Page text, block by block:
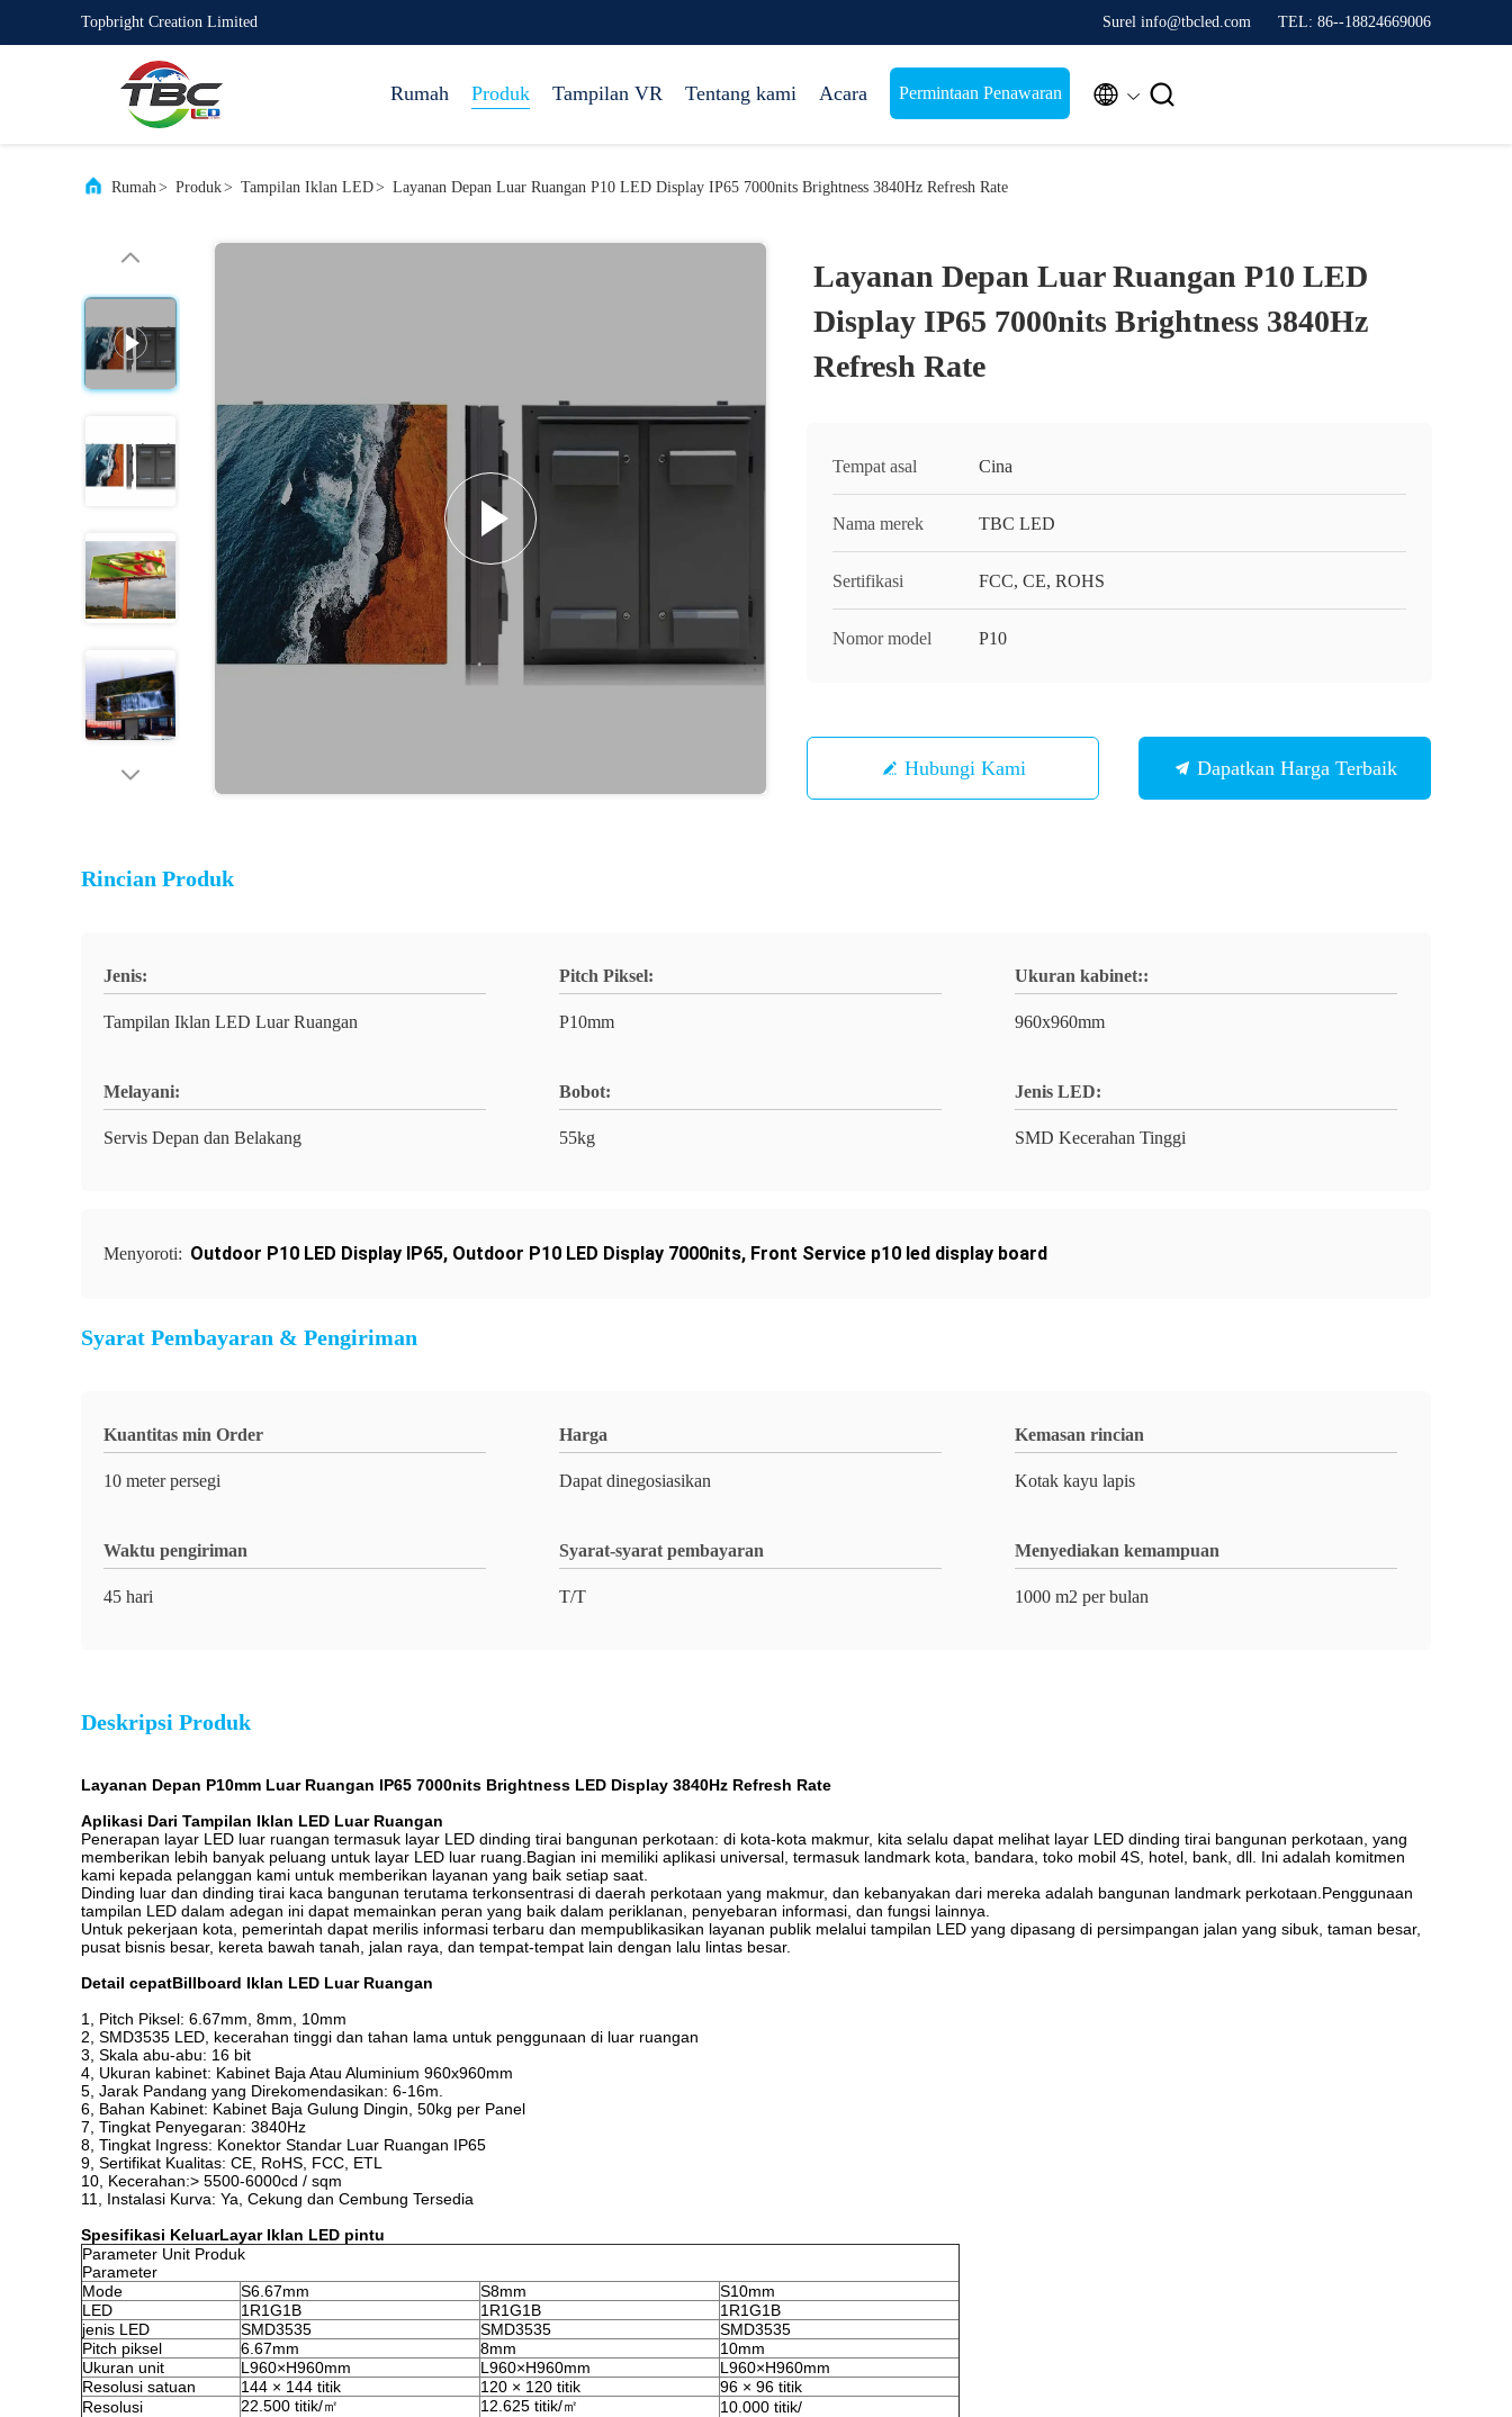
Topbright Creation Limited Surel info@tbcled.com TEL: 86--18824669006
Rumah Produk Tampilan VR Tentang kami Acara Permintaan Penawaran  
Rumah> Produk> Tampilan Iklan LED> Layanan Depan Luar Ruangan P10 LED Display IP65 7000nits Brightness 3840Hz Refresh Rate
Layanan Depan Luar Ruangan P10 LED
Display IP65 7000nits Brightness 3840Hz
Refresh Rate
Tempat asal Cina
Nama merek TBC LED
Sertifikasi FCC, CE, ROHS
Nomor model P10
Hubungi Kami Dapatkan Harga Terbaik
Rincian Produk
Jenis:
Tampilan Iklan LED Luar Ruangan
Pitch Piksel:
P10mm
Ukuran kabinet::
960x960mm
Melayani:
Servis Depan dan Belakang
Bobot:
55kg
Jenis LED:
SMD Kecerahan Tinggi
Menyoroti: Outdoor P10 LED Display IP65, Outdoor P10 LED Display 7000nits, Front Service p10 led display board
Syarat Pembayaran & Pengiriman
Kuantitas min Order
10 meter persegi
Harga
Dapat dinegosiasikan
Kemasan rincian
Kotak kayu lapis
Waktu pengiriman
45 hari
Syarat-syarat pembayaran
T/T
Menyediakan kemampuan
1000 m2 per bulan
Deskripsi Produk
Layanan Depan P10mm Luar Ruangan IP65 7000nits Brightness LED Display 3840Hz Refresh Rate
Aplikasi Dari Tampilan Iklan LED Luar Ruangan
Penerapan layar LED luar ruangan termasuk layar LED dinding tirai bangunan perkotaan: di kota-kota makmur, kita selalu dapat melihat layar LED dinding tirai bangunan perkotaan, yang
memberikan lebih banyak peluang untuk layar LED luar ruang.Bagian ini memiliki aplikasi universal, termasuk landmark kota, bandara, toko mobil 4S, hotel, bank, dll. Ini adalah komitmen
kami kepada pelanggan kami untuk memberikan layanan yang baik setiap saat.
Dinding luar dan dinding tirai kaca bangunan terutama terkonsentrasi di daerah perkotaan yang makmur, dan kebanyakan dari mereka adalah bangunan landmark perkotaan.Penggunaan
tampilan LED dalam adegan ini dapat memainkan peran yang baik dalam periklanan, penyebaran informasi, dan fungsi lainnya.
Untuk pekerjaan kota, pemerintah dapat merilis informasi terbaru dan mempublikasikan layanan publik melalui tampilan LED yang dipasang di persimpangan jalan yang sibuk, taman besar,
pusat bisnis besar, kereta bawah tanah, jalan raya, dan tempat-tempat lain dengan lalu lintas besar.
Detail cepatBillboard Iklan LED Luar Ruangan
1, Pitch Piksel: 6.67mm, 8mm, 10mm
2, SMD3535 LED, kecerahan tinggi dan tahan lama untuk penggunaan di luar ruangan
3, Skala abu-abu: 16 bit
4, Ukuran kabinet: Kabinet Baja Atau Aluminium 960x960mm
5, Jarak Pandang yang Direkomendasikan: 6-16m.
6, Bahan Kabinet: Kabinet Baja Gulung Dingin, 50kg per Panel
7, Tingkat Penyegaran: 3840Hz
8, Tingkat Ingress: Konektor Standar Luar Ruangan IP65
9, Sertifikat Kualitas: CE, RoHS, FCC, ETL
10, Kecerahan:> 5500-6000cd / sqm
11, Instalasi Kurva: Ya, Cekung dan Cembung Tersedia
Spesifikasi KeluarLayar Iklan LED pintu
Parameter Unit Produk
Parameter
Mode
S6.67mm S8mm
S10mm
LED
1R1G1B 1R1G1B
1R1G1B
jenis LED
SMD3535 SMD3535
SMD3535
Pitch piksel
6.67mm 8mm
10mm
Ukuran unit
L960×H960mm L960×H960mm
L960×H960mm
Resolusi satuan
144 × 144 titik 120 × 120 titik
96 × 96 titik
Resolusi
22.500 titik/㎡ 12.625 titik/㎡
10.000 titik/